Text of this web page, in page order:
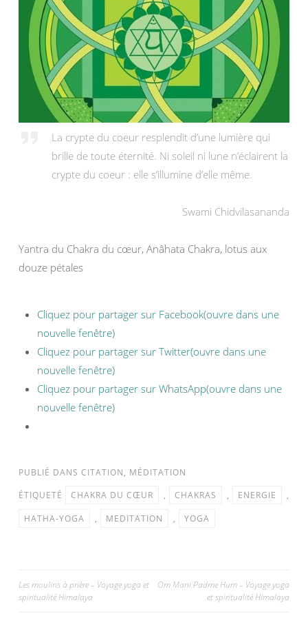
La crypte du coeur resplendit d’une lumière qui
brille de toute éternité. Ni soleil ni lune n’éclairent la
crypte du coeur : elle s’illumine d’elle même.
Swami Chidvilasananda
Yantra du Chakra du cœur, Anâhata Chakra, lotus aux
douze pétales
Cliquez pour partager sur Facebook(ouvre dans une
nouvelle fenêtre)
Cliquez pour partager sur Twitter(ouvre dans une
nouvelle fenêtre)
Cliquez pour partager sur WhatsApp(ouvre dans une
nouvelle fenêtre)
PUBLIÉ DANS CITATION, MÉDITATION
ÉTIQUETÉ
CHAKRA DU CŒUR , CHAKRAS , ENERGIE
,
HATHA-YOGA
, MEDITATION , YOGA
Les moulins à prière – Voyage yoga et
spiritualité Himalaya
Om Mani Padme Hum – Voyage yoga
et spiritualité Himalaya